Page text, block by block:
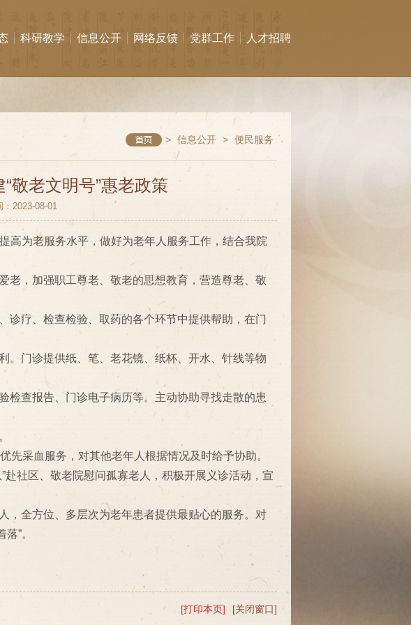
科研教学 信息公开 网络反馈 党群工作 人才招聘
> 信息公开 > 便民服务
敬老文明号”惠老政策
：2023-08-01
高为老服务水平，做好为老年人服务工作，结合我院
老，加强职工尊老、敬老的思想教育，营造尊老、敬
诊疗、检查检验、取药的各个环节中提供帮助，在门
。门诊提供纸、笔、老花镜、纸杯、开水、针线等物
检查报告、门诊电子病历等。主动协助寻找走散的患
先采血服务，对其他老年人根据情况及时给予协助。
社区、敬老院慰问孤寡老人，积极开展义诊活动，宣
，全方位、多层次为老年患者提供最贴心的服务。对
”。
[关闭窗口]
[打印本页]